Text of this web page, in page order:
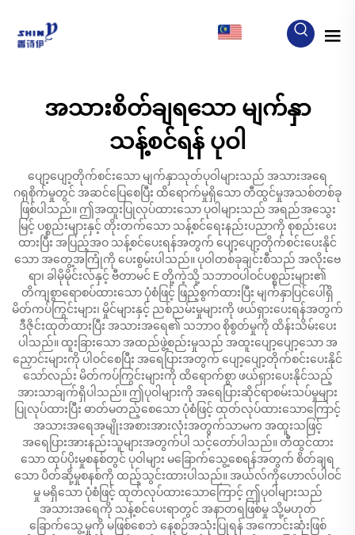
အသားစိတ်ချရသော မျက်နှာ
သန့်စင်ရန် ပုဝါ
ပျော့ပျော့တိုက်စင်းသော မျက်နှာသုတ်ပုဝါများသည် အသားအရေ
ဂရုစိုက်မှုတွင် အဆင်ပြေစေပြီး ထိရောက်မှုရှိသော တီထွင်မှုအသစ်တစ်ခု
ဖြစ်ပါသည်။ ဤအထူးပြုလုပ်ထားသော ပုဝါများသည် အရည်အသွေး
မြင့် ပစ္စည်းများနှင့် တိုးတက်သော သန့်စင်ရေးနည်းပညာကို စုစည်းပေး
ထားပြီး အပြည့်အဝ သန့်စင်ပေးရန်အတွက် ပျော့ပျော့တိုက်စင်းပေးနိုင်
သော အတွေ့အကြုံကို ပေးစွမ်းပါသည်။ ပုဝါတစ်ခုချင်းစီသည် အလိုးဗေ
ရာ၊ ခါမိုမိုင်းလ်နှင့် ဗီတာမင် E တို့ကဲ့သို့ သဘာဝပါဝင်ပစ္စည်းများ၏
တိကျစွာရောစပ်ထားသော ပုံစံဖြင့် ဖြည့်စွက်ထားပြီး မျက်နှာပြင်ပေါ်ရှိ
မိတ်ကပ်ကြွင်းများ၊ မှိုင်များနှင့် ညစ်ညမ်းမှုများကို ဖယ်ရှားပေးရန်အတွက်
ဒီဇိုင်းထုတ်ထားပြီး အသားအရေ၏ သဘာဝ စိုစွတ်မှုကို ထိန်းသိမ်းပေး
ပါသည်။ ထူးခြားသော အထည်ဖွဲ့စည်းမှုသည် အထူးပျော့ပျော့သော အ
ညှောင်းများကို ပါဝင်စေပြီး အရေပြားအတွက် ပျော့ပျော့တိုက်စင်းပေးနိုင်
သော်လည်း မိတ်ကပ်ကြွင်းများကို ထိရောက်စွာ ဖယ်ရှားပေးနိုင်သည့်
အားသာချက်ရှိပါသည်။ ဤပုဝါများကို အရေပြားဆိုင်ရာစမ်းသပ်မှုများ
ပြုလုပ်ထားပြီး ဓာတ်မတည့်စေသော ပုံစံဖြင့် ထုတ်လုပ်ထားသောကြောင့်
အသားအရေအမျိုးအစားအားလုံးအတွက်သာမက အထူးသဖြင့်
အရေပြားအားနည်းသူများအတွက်ပါ သင့်တော်ပါသည်။ တီထွင်ထား
သော ထုပ်ပိုးမှုစနစ်တွင် ပုဝါများ မခြောက်သွေ့စေရန်အတွက် စိတ်ချရ
သော ပိတ်ဆို့မှုစနစ်ကို ထည့်သွင်းထားပါသည်။ အယ်လ်ကိုဟောလ်ပါဝင်
မှု မရှိသော ပုံစံဖြင့် ထုတ်လုပ်ထားသောကြောင့် ဤပုဝါများသည်
အသားအရေကို သန့်စင်ပေးရာတွင် အနာတရဖြစ်မှု သို့မဟုတ်
ခြောက်သွေ့မှုကို မဖြစ်စေဘဲ နေ့စဉ်အသုံးပြုရန် အကောင်းဆုံးဖြစ်